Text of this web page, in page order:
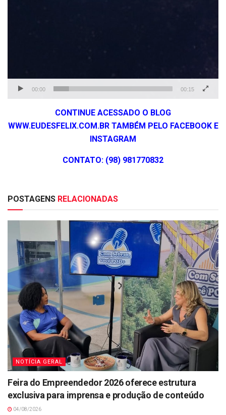
00:00 00:15
CONTINUE ACESSADO O BLOG
WWW.EUDESFELIX.COM.BR TAMBÉM PELO FACEBOOK E
INSTAGRAM
CONTATO: (98) 981770832
POSTAGENS RELACIONADAS
NOTÍCIA GERAL
Feira do Empreendedor 2026 oferece estrutura
exclusiva para imprensa e produção de conteúdo
04/08/2026